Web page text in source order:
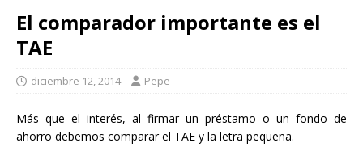
El comparador importante es el
TAE
diciembre 12, 2014 Pepe
Más que el interés, al firmar un préstamo o un fondo de
ahorro debemos comparar el TAE y la letra pequeña.